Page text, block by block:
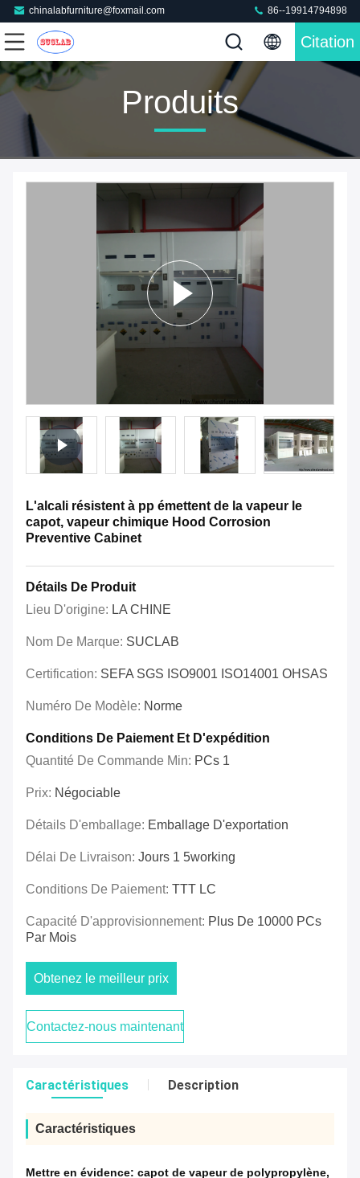
chinalabfurniture@foxmail.com 86--19914794898
Citation
Produits
L'alcali résistent à pp émettent de la vapeur le
capot, vapeur chimique Hood Corrosion
Preventive Cabinet
Détails De Produit
Lieu D'origine: LA CHINE
Nom De Marque: SUCLAB
Certification: SEFA SGS ISO9001 ISO14001 OHSAS
Numéro De Modèle: Norme
Conditions De Paiement Et D'expédition
Quantité De Commande Min: PCs 1
Prix: Négociable
Détails D'emballage: Emballage D'exportation
Délai De Livraison: Jours 1 5working
Conditions De Paiement: TTT LC
Capacité D'approvisionnement: Plus De 10000 PCs
Par Mois
Obtenez le meilleur prix
Contactez-nous maintenant
Caractéristiques Description
Caractéristiques
Mettre en évidence: capot de vapeur de polypropylène,